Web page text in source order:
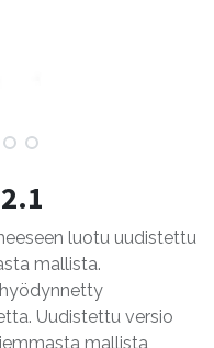
luotu uudistettu
mallista.
Uudistettu versio
mallista